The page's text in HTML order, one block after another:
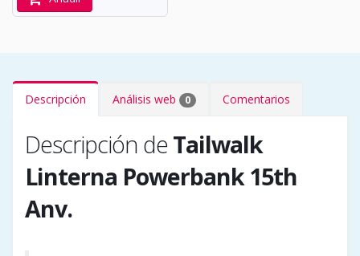
Descripción Análisis web 0 Comentarios
Descripción deTailwalk
Linterna Powerbank 15th
Anv.